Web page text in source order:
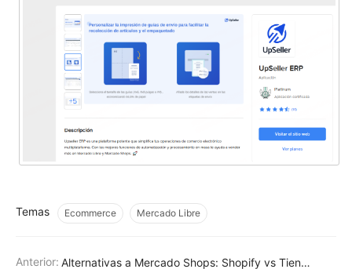
Temas Ecommerce Mercado Libre
Anterior: Alternativas a Mercado Shops: Shopify vs Tiendanube